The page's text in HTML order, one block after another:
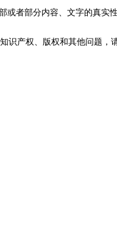
者部分内容、文字的真实
产权、版权和其他问题，